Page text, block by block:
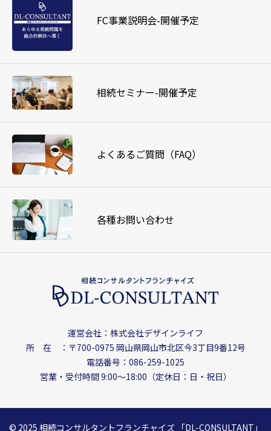
FC事業説明会-開催予定
相続セミナー-開催予定
よくあるご質問（FAQ）
各種お問い合わせ
運営会社：株式会社デザインライフ
所 在 ：〒700-0975 岡山県岡山市北区今3丁目9番12号
電話番号：086-259-1025
営業・受付時間 9:00〜18:00（定休日：日・祝日）
© 2025 相続コンサルタントフランチャイズ「DL-CONSULTANT」